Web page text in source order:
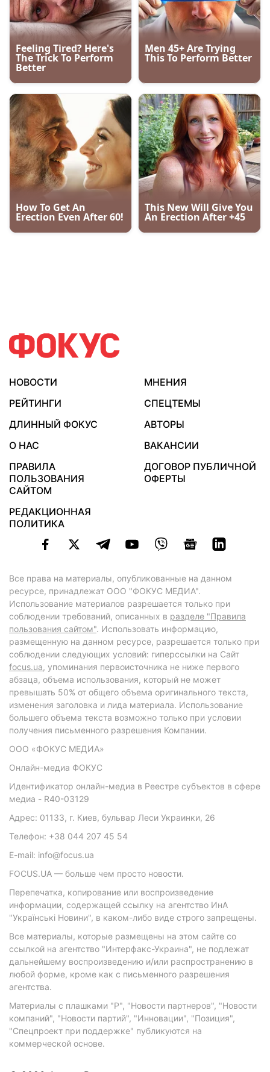
НОВОСТИ
МНЕНИЯ
РЕЙТИНГИ
СПЕЦТЕМЫ
ДЛИННЫЙ ФОКУС
АВТОРЫ
О НАС
ВАКАНСИИ
ПРАВИЛА
ПОЛЬЗОВАНИЯ
САЙТОМ
ДОГОВОР ПУБЛИЧНОЙ
ОФЕРТЫ
РЕДАКЦИОННАЯ
ПОЛИТИКА
Все права на материалы, опубликованные на данном
ресурсе, принадлежат ООО "ФОКУС МЕДИА".
Использование материалов разрешается только при
соблюдении требований, описанных в разделе "Правила
пользования сайтом". Использовать информацию,
размещенную на данном ресурсе, разрешается только при
соблюдении следующих условий: гиперссылки на Сайт
focus.ua, упоминания первоисточника не ниже первого
абзаца, объема использования, который не может
превышать 50% от общего объема оригинального текста,
изменения заголовка и лида материала. Использование
большего объема текста возможно только при условии
получения письменного разрешения Компании.
ООО «ФОКУС МЕДИА»
Онлайн-медиа ФОКУС
Идентификатор онлайн-медиа в Реестре субъектов в сфере
медиа - R40-03129
Адрес: 01133, г. Киев, бульвар Леси Украинки, 26
Телефон: +38 044 207 45 54
E-mail: info@focus.ua
FOCUS.UA — больше чем просто новости.
Перепечатка, копирование или воспроизведение
информации, содержащей ссылку на агентство ИнА
"Українські Новини", в каком-либо виде строго запрещены.
Все материалы, которые размещены на этом сайте со
ссылкой на агентство "Интерфакс-Украина", не подлежат
дальнейшему воспроизведению и/или распространению в
любой форме, кроме как с письменного разрешения
агентства.
Материалы с плашками "Р", "Новости партнеров", "Новости
компаний", "Новости партий", "Инновации", "Позиция",
"Спецпроект при поддержке" публикуются на
коммерческой основе.